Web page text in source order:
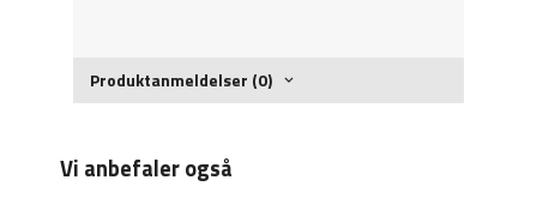
Produktanmeldelser (0)
Vi anbefaler også